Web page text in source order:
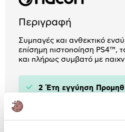
Περιγραφή
Συμπαγές και ανθεκτικό
επίσημη πιστοποίηση PS4™,
και πλήρως συμβατό με
2 Έτη εγγύηση